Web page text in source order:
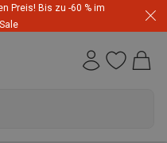
Preis! Bis zu -60 % im